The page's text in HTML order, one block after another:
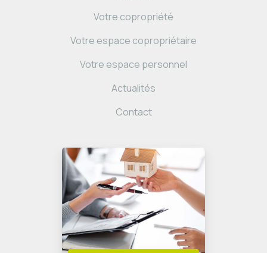
Votre copropriété
Votre espace copropriétaire
Votre espace personnel
Actualités
Contact